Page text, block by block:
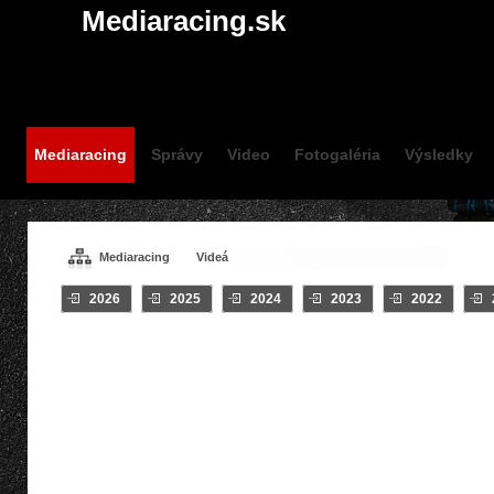
Mediaracing.sk
Mediaracing Správy Video Fotogaléria Výsledky
Mediaracing Videá
2026 2025 2024 2023 2022